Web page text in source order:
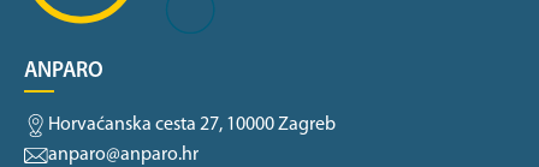
ANPARO
Horvaćanska cesta 27, 10000 Zagreb
anparo@anparo.hr